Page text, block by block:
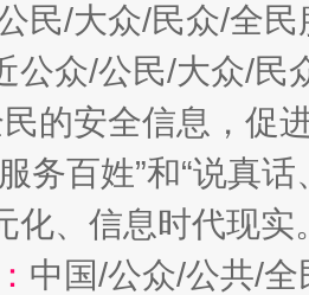
民/大众/民众/全
公众/公民/大众/民
的安全信息，促
务百姓”和“说真
化、信息时代现实
中国/公众/公共/